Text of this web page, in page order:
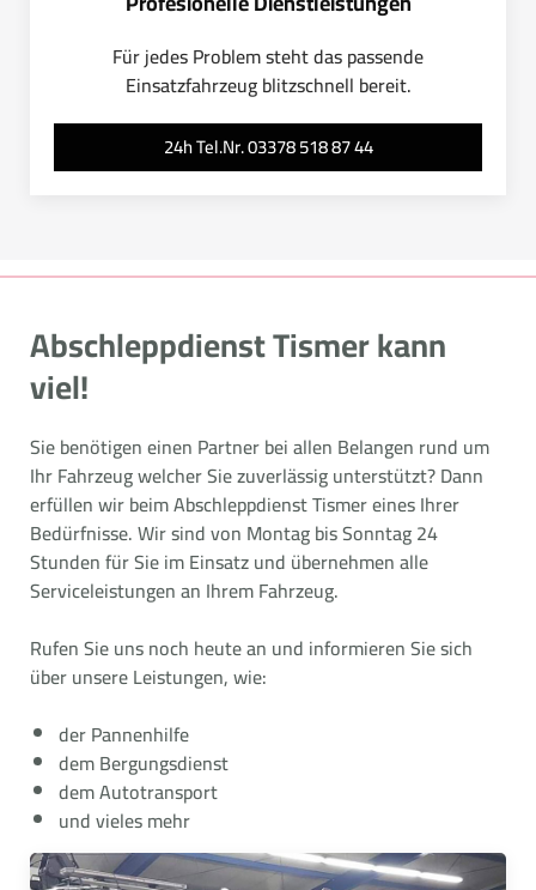
Für jedes Problem steht das passende
Einsatzfahrzeug blitzschnell bereit.
24h Tel.Nr. 03378 518 87 44
Abschleppdienst Tismer kann
viel!
Sie benötigen einen Partner bei allen Belangen rund um
Ihr Fahrzeug welcher Sie zuverlässig unterstützt? Dann
erfüllen wir beim Abschleppdienst Tismer eines Ihrer
Bedürfnisse. Wir sind von Montag bis Sonntag 24
Stunden für Sie im Einsatz und übernehmen alle
Serviceleistungen an Ihrem Fahrzeug.
Rufen Sie uns noch heute an und informieren Sie sich
über unsere Leistungen, wie:
der Pannenhilfe
dem Bergungsdienst
dem Autotransport
und vieles mehr